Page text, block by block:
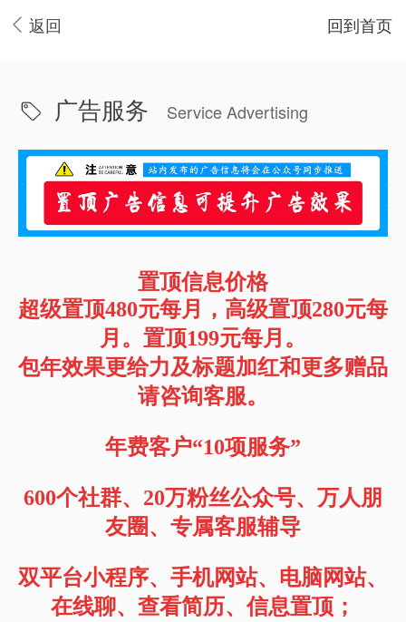
返回 回到首页
广告服务 Service Advertising
置顶信息价格
超级置顶480元每月，高级置顶280元每
月。置顶199元每月。
包年效果更给力及标题加红和更多赠品
请咨询客服。
年费客户“10项服务”
600个社群、20万粉丝公众号、万人朋
友圈、专属客服辅导
双平台小程序、手机网站、电脑网站、
在线聊、查看简历、信息置顶；